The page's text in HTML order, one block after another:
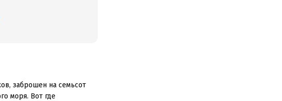
заброшен на семьсот
моря. Вот где